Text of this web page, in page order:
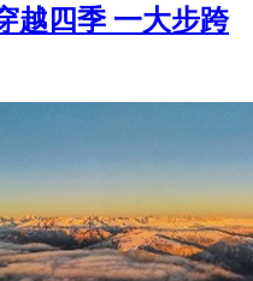
越四季 一大步跨